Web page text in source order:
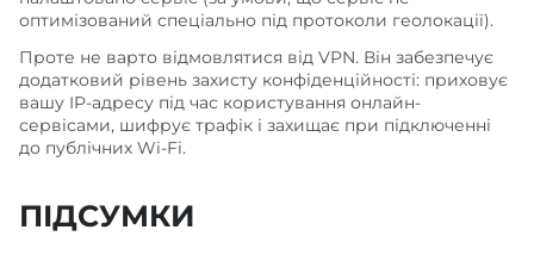
оптимізований спеціально під протоколи геолокації).
Проте не варто відмовлятися від VPN. Він забезпечує
додатковий рівень захисту конфіденційності: приховує
вашу IP-адресу під час користування онлайн-
сервісами, шифрує трафік і захищає при підключенні
до публічних Wi-Fi.
ПІДСУМКИ